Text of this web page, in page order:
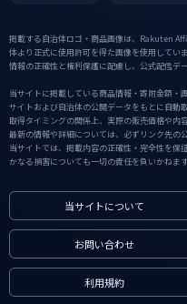
掲載する自治体ロゴ・商品画像は、Rakuten
体より正式に使用許可を得た画像を使用していま
情報の正確性と権利保護に配慮し、公式配信デ
当サイトに掲載している商品情報・寄附金額・
サイトおよび自治体の公開データをもとに自動
取得タイミングの関係上、実際の販売価格や内
最新の情報や詳細については、必ずリンク先の
当サイトでは、掲載内容の正確性・完全性を保
かなる損害についても一切の責任を負いかねます
当サイトについて
お問い合わせ
利用規約